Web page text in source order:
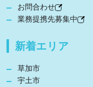
お問合わせ
業務提携先募集中
新着エリア
草加市
宇土市